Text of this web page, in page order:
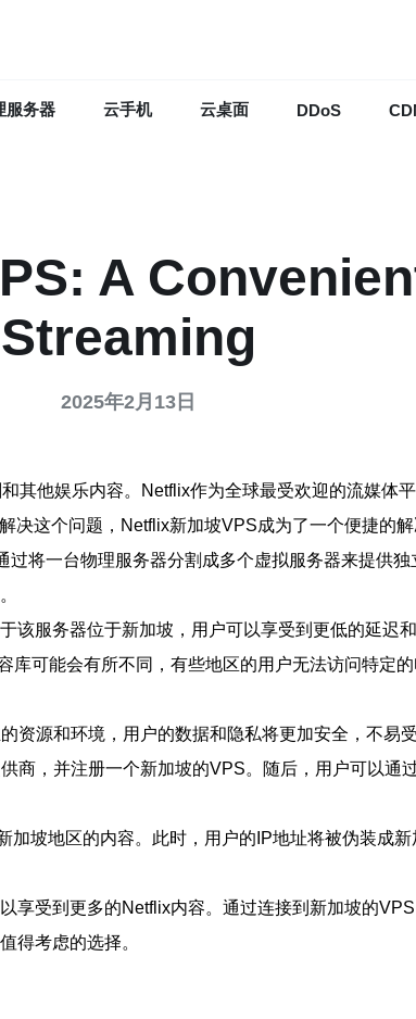
服务器 云手机 云桌面 DDoS
A
Streaming
2025年2月13日
其他娱乐内容。Netflix作为全球最受欢迎的流媒体
这个问题，Netflix新加坡VPS成为了一个便捷的解
将一台物理服务器分割成多个虚拟服务器来提供
服务器位于新加坡，用户可以享受到更低的延迟
可能会有所不同，有些地区的用户无法访问特定
源和环境，用户的数据和隐私将更加安全，不易
，并注册一个新加坡的VPS。随后，用户可以通
坡地区的内容。此时，用户的IP地址将被伪装成
享受到更多的Netflix内容。通过连接到新加坡的
得考虑的选择。